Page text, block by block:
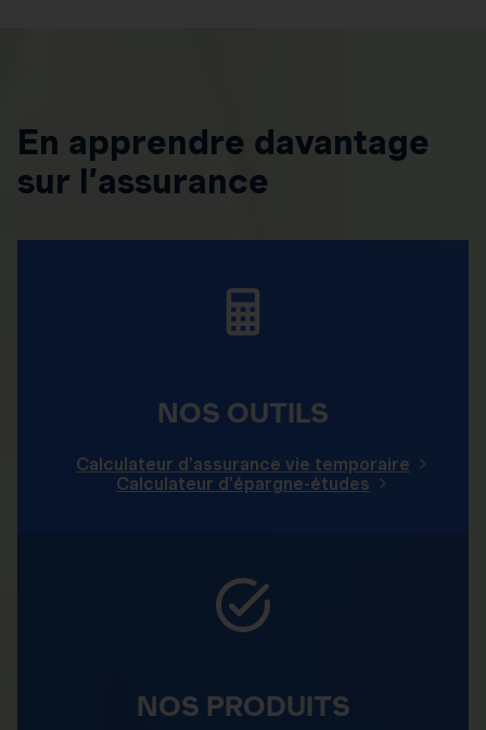
En apprendre davantage
sur l’assurance
NOS OUTILS
Calculateur d'assurance vie temporaire
Calculateur d'épargne-études
NOS PRODUITS